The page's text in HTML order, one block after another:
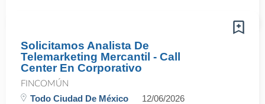
Solicitamos Analista De
Telemarketing Mercantil - Call
Center En Corporativo
FINCOMÚN
Todo Ciudad De México 12/06/2026